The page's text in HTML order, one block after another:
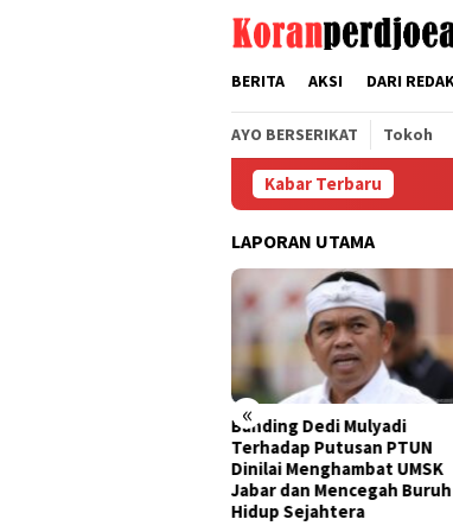
BERITA AKSI DARI
AYO BERSERIKAT Tokoh
Kabar Terbaru
LAPORAN UTAMA
«
Banding Dedi Mulyadi
Terhadap Putusan PTUN
Dinilai Menghambat UMSK
Jabar dan Mencegah Buruh
Bapak Aing
Banding, MA
Mengubur
Soal UMSK